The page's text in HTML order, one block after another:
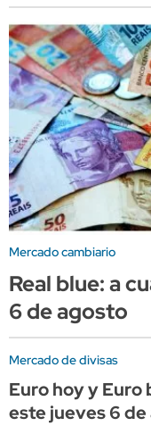
Mercado cambiario
Real blue: a
6 de agosto
Mercado de divisas
Euro hoy y Euro
este jueves 6